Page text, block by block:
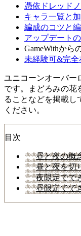
憑依ドレッド
キャラ一覧と
編成のコツと
アップデート
GameWithから
未経験可&完全
ユニコーンオーバー
です。まどろみの花
ることなどを掲載し
ください。
目次
昼と夜の概
昼と夜を切
夜限定でで
昼限定でで